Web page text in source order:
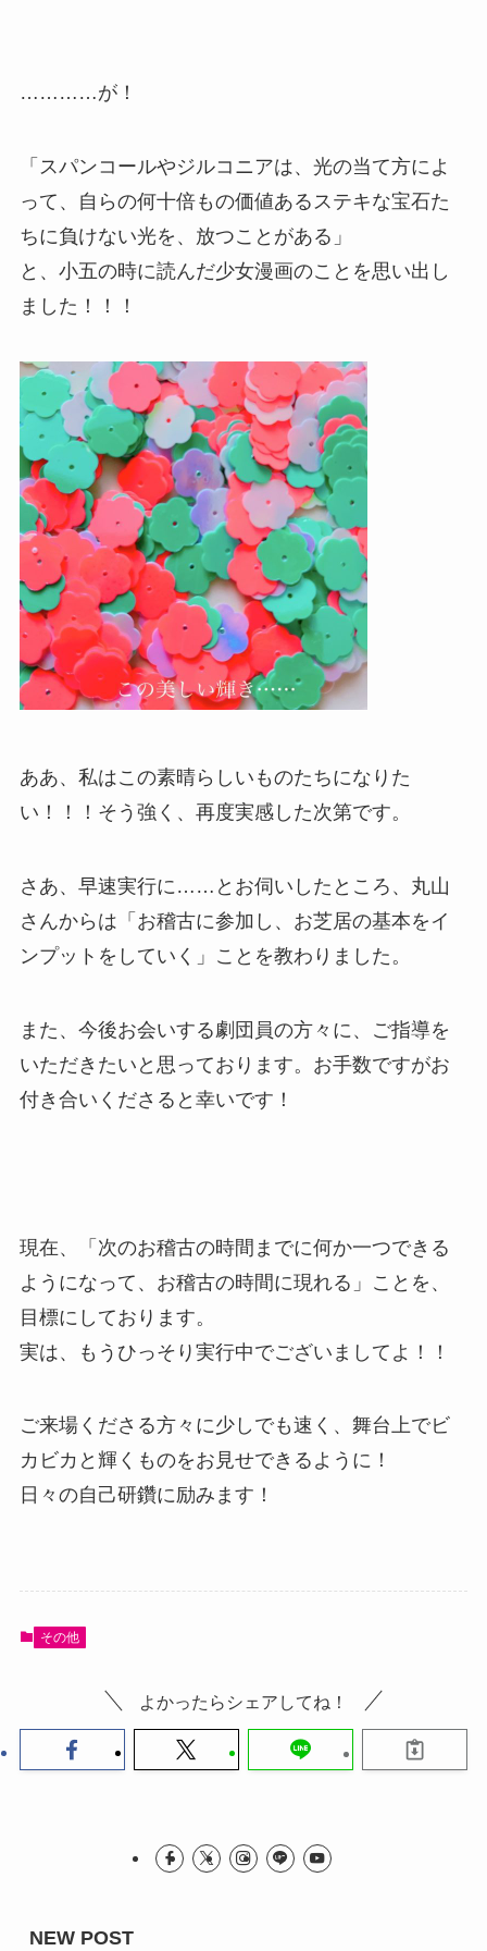
…………が！
「スパンコールやジルコニアは、光の当て方によ
って、自らの何十倍もの価値あるステキな宝石た
ちに負けない光を、放つことがある」
と、小五の時に読んだ少女漫画のことを思い出し
ました！！！
ああ、私はこの素晴らしいものたちになりた
い！！！そう強く、再度実感した次第です。
さあ、早速実行に……とお伺いしたところ、丸山
さんからは「お稽古に参加し、お芝居の基本をイ
ンプットをしていく」ことを教わりました。
また、今後お会いする劇団員の方々に、ご指導を
いただきたいと思っております。お手数ですがお
付き合いくださると幸いです！
現在、「次のお稽古の時間までに何か一つできる
ようになって、お稽古の時間に現れる」ことを、
目標にしております。
実は、もうひっそり実行中でございましてよ！！
ご来場くださる方々に少しでも速く、舞台上でビ
カビカと輝くものをお見せできるように！
日々の自己研鑽に励みます！
その他
よかったらシェアしてね！
NEW POST